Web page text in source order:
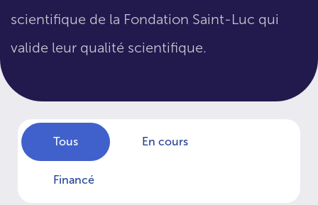
scientifique de la Fondation Saint-Luc qui
valide leur qualité scientifique.
Tous En cours
Financé